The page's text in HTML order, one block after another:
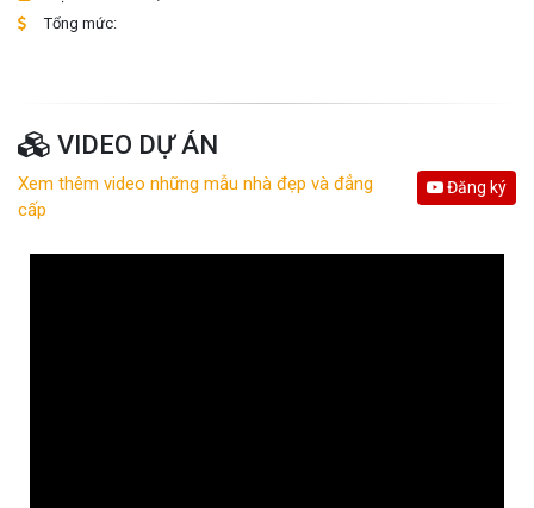
Tổng mức:
VIDEO DỰ ÁN
Xem thêm video những mẫu nhà đẹp và đẳng
cấp
Đăng ký